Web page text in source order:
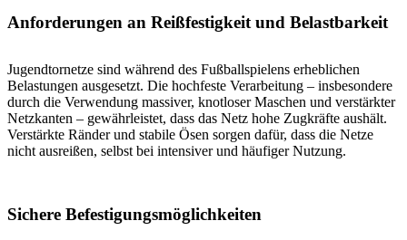
Anforderungen an Reißfestigkeit und Belastbarkeit
Jugendtornetze sind während des Fußballspielens erheblichen
Belastungen ausgesetzt. Die hochfeste Verarbeitung – insbesondere
durch die Verwendung massiver, knotloser Maschen und verstärkter
Netzkanten – gewährleistet, dass das Netz hohe Zugkräfte aushält.
Verstärkte Ränder und stabile Ösen sorgen dafür, dass die Netze
nicht ausreißen, selbst bei intensiver und häufiger Nutzung.
Sichere Befestigungsmöglichkeiten